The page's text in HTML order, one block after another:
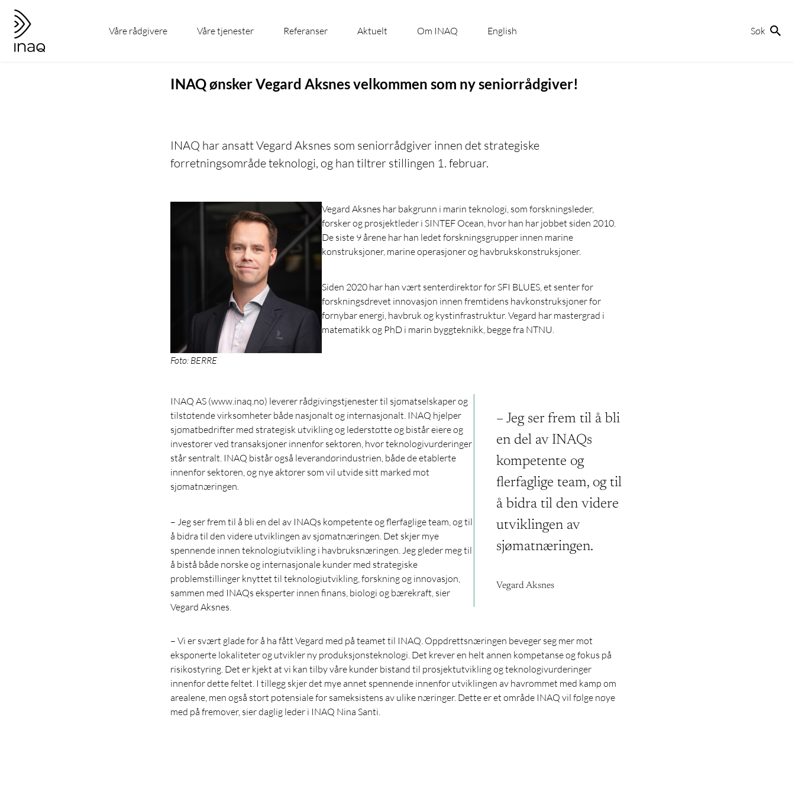
hovedinnhold
Våre rådgivere Våre tjenester Referanser Aktuelt Om INAQ English Søk
INAQ ønsker Vegard Aksnes velkommen som ny seniorrådgiver!
INAQ har ansatt Vegard Aksnes som seniorrådgiver innen det strategiske
forretningsområde teknologi, og han tiltrer stillingen 1. februar.
Foto: BERRE
Vegard Aksnes har bakgrunn i marin teknologi, som forskningsleder,
forsker og prosjektleder i SINTEF Ocean, hvor han har jobbet siden 2010.
De siste 9 årene har han ledet forskningsgrupper innen marine
konstruksjoner, marine operasjoner og havbrukskonstruksjoner.
Siden 2020 har han vært senterdirektør for SFI BLUES, et senter for
forskningsdrevet innovasjon innen fremtidens havkonstruksjoner for
fornybar energi, havbruk og kystinfrastruktur. Vegard har mastergrad i
matematikk og PhD i marin byggteknikk, begge fra NTNU.
INAQ AS (www.inaq.no) leverer rådgivingstjenester til sjømatselskaper og
tilstøtende virksomheter både nasjonalt og internasjonalt. INAQ hjelper
sjømatbedrifter med strategisk utvikling og lederstøtte og bistår eiere og
investorer ved transaksjoner innenfor sektoren, hvor teknologivurderinger
står sentralt. INAQ bistår også leverandørindustrien, både de etablerte
innenfor sektoren, og nye aktører som vil utvide sitt marked mot
sjømatnæringen.
– Jeg ser frem til å bli en del av INAQs kompetente og flerfaglige team, og til
å bidra til den videre utviklingen av sjømatnæringen. Det skjer mye
spennende innen teknologiutvikling i havbruksnæringen. Jeg gleder meg til
å bistå både norske og internasjonale kunder med strategiske
problemstillinger knyttet til teknologiutvikling, forskning og innovasjon,
sammen med INAQs eksperter innen finans, biologi og bærekraft, sier
Vegard Aksnes.
– Jeg ser frem til å bli
en del av INAQs
kompetente og
flerfaglige team, og til
å bidra til den videre
utviklingen av
sjømatnæringen.
Vegard Aksnes
– Vi er svært glade for å ha fått Vegard med på teamet til INAQ. Oppdrettsnæringen beveger seg mer mot
eksponerte lokaliteter og utvikler ny produksjonsteknologi. Det krever en helt annen kompetanse og fokus på
risikostyring. Det er kjekt at vi kan tilby våre kunder bistand til prosjektutvikling og teknologivurderinger
innenfor dette feltet. I tillegg skjer det mye annet spennende innenfor utviklingen av havrommet med kamp om
arealene, men også stort potensiale for sameksistens av ulike næringer. Dette er et område INAQ vil følge nøye
med på fremover, sier daglig leder i INAQ Nina Santi.